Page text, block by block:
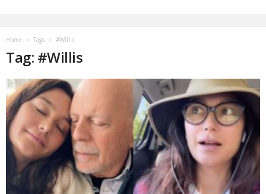
Home Tags #Willis
Tag: #Willis